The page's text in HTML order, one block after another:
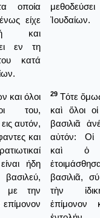
οποία
είχε
και
εν τη
κατά
Ἰουδαίων.
και όλοι
του,
αυτόν,
και
ήδη
με την
επίμονον
29 Τότε
καὶ ὅλοι
βασιλιᾶ
αὐτόν: Οἱ
καὶ ὁ
βασιλιᾶ,
τὴν
ἐπίμονον